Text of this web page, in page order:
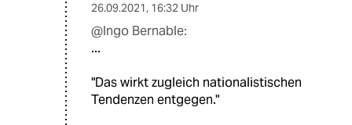
26.09.2021, 16:32 Uhr
@Ingo Bernable:
...
"Das wirkt zugleich nationalistischen
Tendenzen entgegen."